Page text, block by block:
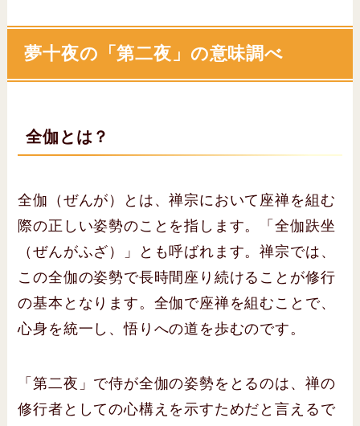
夢十夜の「第二夜」の意味調べ
全伽とは？
全伽（ぜんが）とは、禅宗において座禅を組む
際の正しい姿勢のことを指します。「全伽趺坐
（ぜんがふざ）」とも呼ばれます。禅宗では、
この全伽の姿勢で長時間座り続けることが修行
の基本となります。全伽で座禅を組むことで、
心身を統一し、悟りへの道を歩むのです。
「第二夜」で侍が全伽の姿勢をとるのは、禅の
修行者としての心構えを示すためだと言えるで